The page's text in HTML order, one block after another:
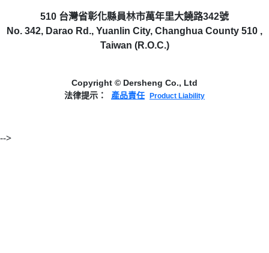
510 台灣省彰化縣員林市萬年里大饒路342號
No. 342, Darao Rd., Yuanlin City, Changhua County 510 ,
Taiwan (R.O.C.)
Copyright © Dersheng Co., Ltd
法律提示：
產品責任 Product Liability
-->